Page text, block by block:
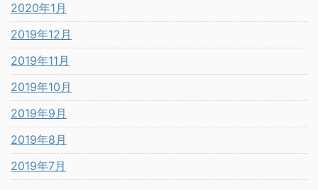
2020年1月
2019年12月
2019年11月
2019年10月
2019年9月
2019年8月
2019年7月